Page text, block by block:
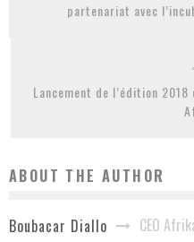
partenariat avec
Lancement de l’édition
ABOUT THE AUTHOR
Boubacar Diallo CEO